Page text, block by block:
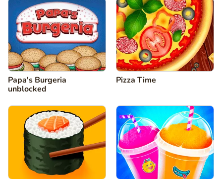
Papa's Burgeria
unblocked
Pizza Time